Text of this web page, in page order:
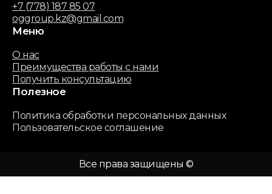
+7 (778) 187 85 07
oggroup.kz@gmail.com
Меню
О нас
Преимущества работы с нами
Получить консультацию
Полезное
Политика обработки персональных данных
Пользовательское соглашение
Все права защищены ©